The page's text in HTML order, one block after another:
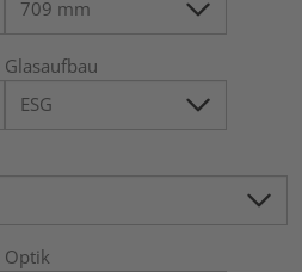
Glasaufbau
Optik